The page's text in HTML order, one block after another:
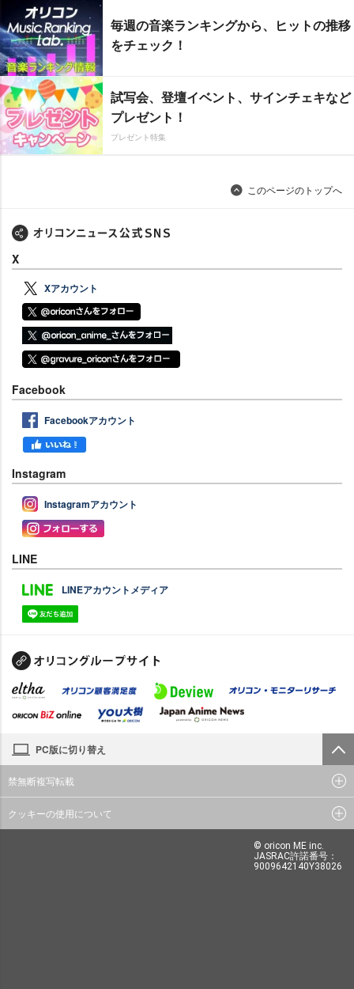
毎週の音楽ランキングから、ヒットの推移
をチェック！
試写会、登壇イベント、サインチェキなど
プレゼント！
プレゼント特集
このページのトップへ
X
Xアカウント
Facebook
Facebookアカウント
Instagram
Instagramアカウント
LINE
LINEアカウントメディア
PC版に切り替え
禁無断複写転載
クッキーの使用について
© oricon ME inc.
JASRAC許諾番号：
9009642140Y38026